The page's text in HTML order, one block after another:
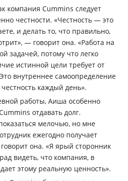
компания Cummins следует
честности. «Честность — это
и делать то, что правильно,
— говорит она. «Работа на
задачей, потому что легко
истинной цели требует от
внутреннее самоопределение
каждый день».
работы, Аиша особенно
отдавать долг.
мелочью, но мне
ежегодно получает
она. «Я ярый сторонник
видеть, что компания, в
этому реальную ценность».